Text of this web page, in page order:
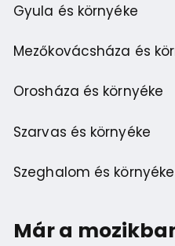
Gyula és környéke
Mezőkovácsháza és
Orosháza és környéke
Szarvas és környéke
Szeghalom és környéke
Már a